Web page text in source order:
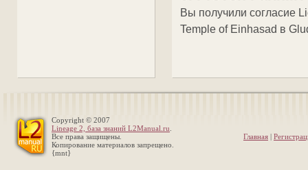
Вы получили согласие
Temple of Einhasad в
Copyright © 2007
Lineage 2, база знаний L2Manual.ru
Все права защищены.
Копирование материалов запрещено.
{mnt}
Главная |